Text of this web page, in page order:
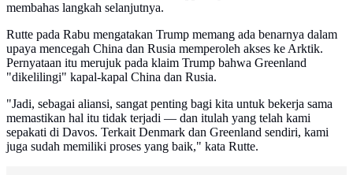
membahas langkah selanjutnya.
Rutte pada Rabu mengatakan Trump memang ada benarnya dalam
upaya mencegah China dan Rusia memperoleh akses ke Arktik.
Pernyataan itu merujuk pada klaim Trump bahwa Greenland
"dikelilingi" kapal-kapal China dan Rusia.
"Jadi, sebagai aliansi, sangat penting bagi kita untuk bekerja sama
memastikan hal itu tidak terjadi — dan itulah yang telah kami
sepakati di Davos. Terkait Denmark dan Greenland sendiri, kami
juga sudah memiliki proses yang baik," kata Rutte.